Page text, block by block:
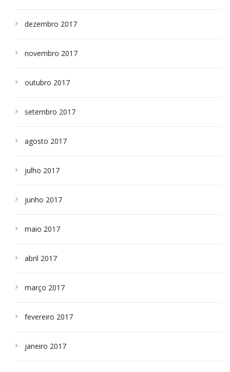
dezembro 2017
novembro 2017
outubro 2017
setembro 2017
agosto 2017
julho 2017
junho 2017
maio 2017
abril 2017
março 2017
fevereiro 2017
janeiro 2017